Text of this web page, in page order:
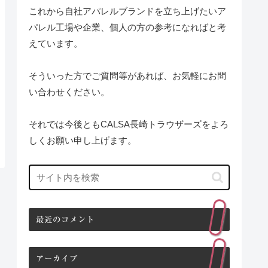
これから自社アパレルブランドを立ち上げたいア
パレル工場や企業、個人の方の参考になればと考
えています。
そういった方でご質問等があれば、お気軽にお問
い合わせください。
それでは今後ともCALSA長崎トラウザーズをよろ
しくお願い申し上げます。
最近のコメント
アーカイブ